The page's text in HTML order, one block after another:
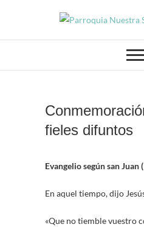
fieles difuntos
Evangelio según san Juan
En aquel tiempo, dijo
«Que no tiemble vuestro